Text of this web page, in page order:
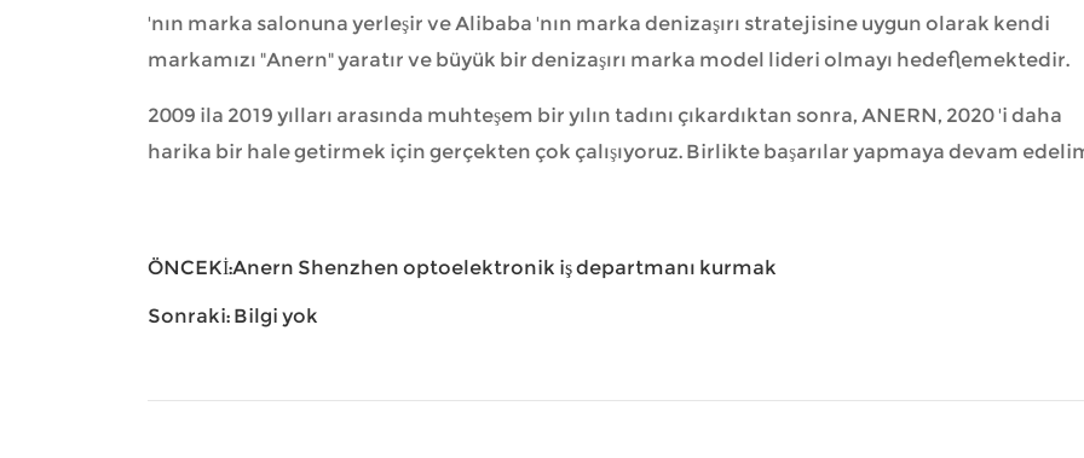
'nın marka salonuna yerleşir ve Alibaba 'nın marka denizaşırı stratejisine uygun olarak kendi
markamızı "Anern" yaratır ve büyük bir denizaşırı marka model lideri olmayı hedeflemektedir.
2009 ila 2019 yılları arasında muhteşem bir yılın tadını çıkardıktan sonra, ANERN, 2020 'i daha
harika bir hale getirmek için gerçekten çok çalışıyoruz. Birlikte başarılar yapmaya devam
ÖNCEKİ:Anern Shenzhen optoelektronik iş departmanı kurmak
Sonraki: Bilgi yok